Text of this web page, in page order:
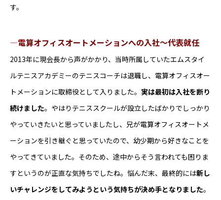
す。
―電算オフィスオートメーションへの入社～代表就任
2013年に現会長から声がかかり、当時所属していたエムスタイ
ルテニスアカデミーのテニスコーチは退職し、電算オフィスオー
トメーションに取締役として入りました。 実は最初は入社を断り
続けました。やはりテニススクールが設立したばかりでしっかり
やっていきたいと思っていましたし、兄が電算オフィスオートメ
ーションを引き継ぐと思っていたので、幼少期から好きなことを
やってきていました。そのため、途中からそう言われても困りま
すというのが正直な気持ちでしたね。悩んだ末、最終的には新し
いチャレンジをしてみようという気持ちが決め手となりました。